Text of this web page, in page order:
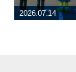
2026.07.14